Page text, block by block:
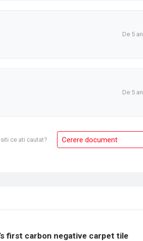
De 5
De 5
ce ati cautat? Cerere document
first carbon negative carpet tile